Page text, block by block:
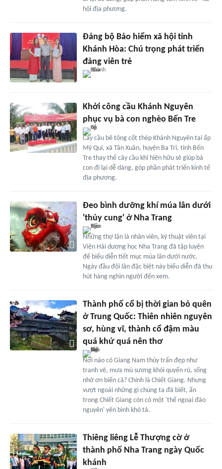
hội địa phương.
Đảng bộ Bảo hiểm xã hội tỉnh
Khánh Hòa: Chú trọng phát triển
đảng viên trẻ
Khởi công cầu Khánh Nguyên
phục vụ bà con nghèo Bến Tre
Cây cầu bê tông cốt thép Khánh Nguyên tại ấp
Mỹ Quí, xã Tân Xuân, huyện Ba Tri, tỉnh Bến
Tre thay thế cây cầu khỉ hiện hữu sẽ giúp bà
con đi lại dễ dàng, góp phần phát triển kinh tế
địa phương.
Đeo bình dưỡng khí múa lân dưới
'thủy cung' ở Nha Trang
Những thợ lặn là nhân viên, kỹ thuật viên tại
Viện Hải dương học Nha Trang đã tập luyện
để biểu diễn tiết mục múa lân dưới nước.
Ngày đầu đội lân đặc biệt này biểu diễn đã thu
hút hàng nghìn người đến xem.
Thành phố cổ bị thời gian bỏ quên
ở Trung Quốc: Thiên nhiên nguyên
sơ, hùng vĩ, thành cổ đậm màu
quá khứ quá nên thơ
Nơi nào có Giang Nam thủy trấn đẹp như
tranh vẽ, mưa mù sương khói quyến rũ, sống
nhờ ơn biển cả? Chính là Chiết Giang. Nhưng
vượt ngoài những gì chúng ta đã biết, ẩn
trong Chiết Giang còn có một 'thế ngoại đào
nguyên' yên bình khó tả.
Thiêng liêng Lễ Thượng cờ ở
thành phố Nha Trang ngày Quốc
khánh